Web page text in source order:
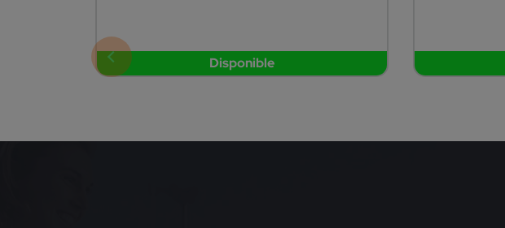
Disponible